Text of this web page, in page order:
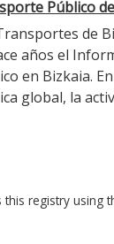
Público
de
años el
en Bizkaia.
global, la
this registry using